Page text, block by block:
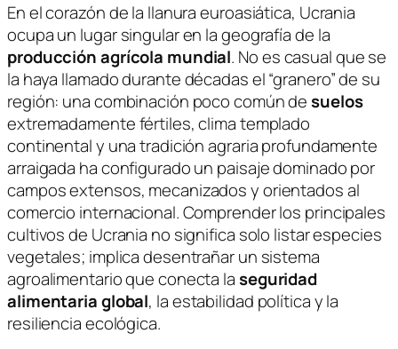
En el corazón de la llanura euroasiática, Ucrania
ocupa un lugar singular en la geografía de la
producción agrícola mundial. No es casual que se
la haya llamado durante décadas el “granero” de su
región: una combinación poco común desuelos
extremadamente fértiles, clima templado
continental y una tradición agraria profundamente
arraigada ha configurado un paisaje dominado por
campos extensos, mecanizados y orientados al
comercio internacional. Comprender los principales
cultivos de Ucrania no significa solo listar especies
vegetales; implica desentrañar un sistema
agroalimentario que conecta laseguridad
alimentaria global, la estabilidad política y la
resiliencia ecológica.